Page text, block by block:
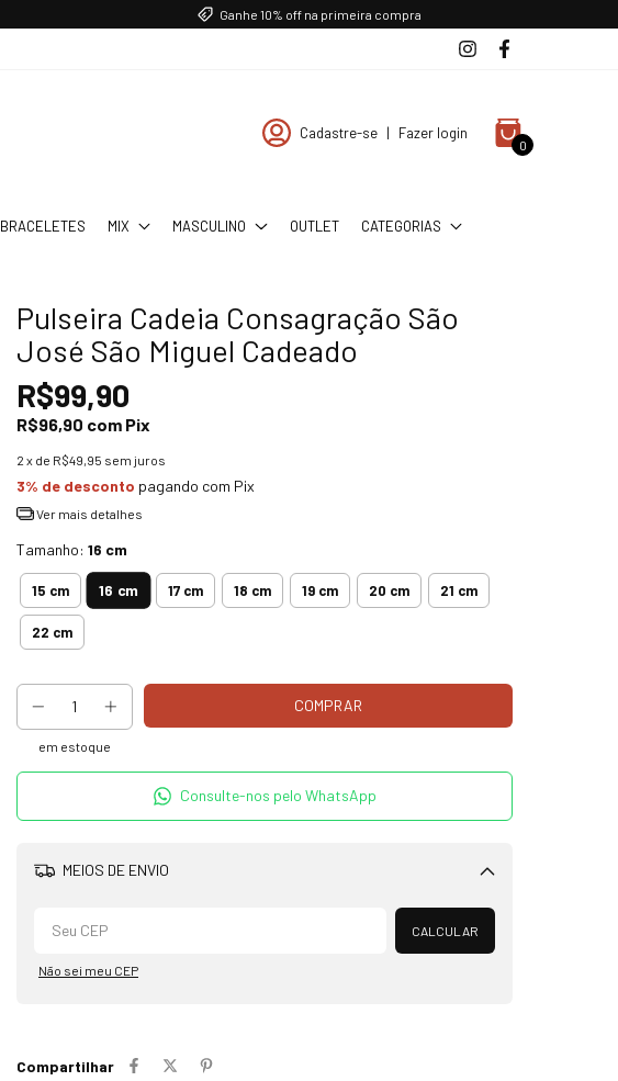
Ganhe 10% off na primeira compra
Cadastre-se | Fazer login
0
BRACELETES MIX MASCULINO OUTLET CATEGORIAS
Pulseira Cadeia Consagração São
José São Miguel Cadeado
R$99,90
R$96,90 com Pix
2 x de R$49,95 sem juros
3% de desconto pagando com Pix
Ver mais detalhes
Tamanho: 16 cm
15 cm 16 cm 17 cm 18 cm 19 cm 20 cm 21 cm
22 cm
em estoque
Consulte-nos pelo WhatsApp
MEIOS DE ENVIO
Alterar CEP
CALCULAR
Não sei meu CEP
Compartilhar